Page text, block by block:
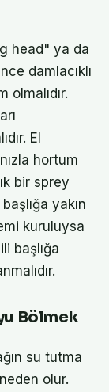
head" ya da
damlacıklı
El
hortum
bir sprey
yakın
kuruluysa
başlığa
Bölmek
su tutma
olur.